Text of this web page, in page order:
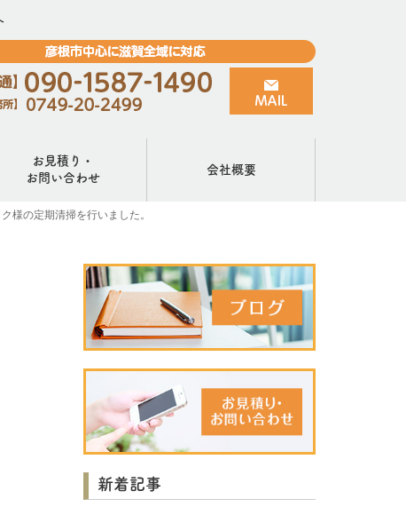
お見積り・
お問い合わせ
会社概要
様の定期清掃を行いました。
新着記事